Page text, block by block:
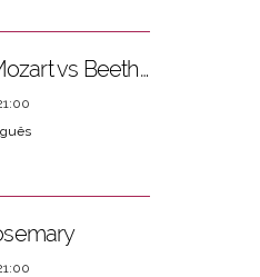
Candlelight: Mozart vs Beethoven